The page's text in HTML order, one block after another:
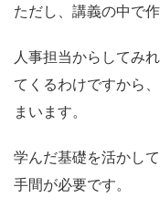
ただし、講義の中で
人事担当からしてみ
てくるわけですから
まいます。
学んだ基礎を活かし
手間が必要です。